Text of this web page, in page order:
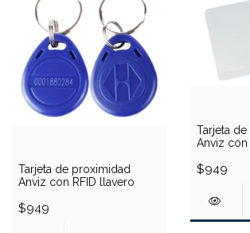
Tarjeta de proximidad
Anviz con RFID llavero
$949
Tarjeta
Anviz con
$949